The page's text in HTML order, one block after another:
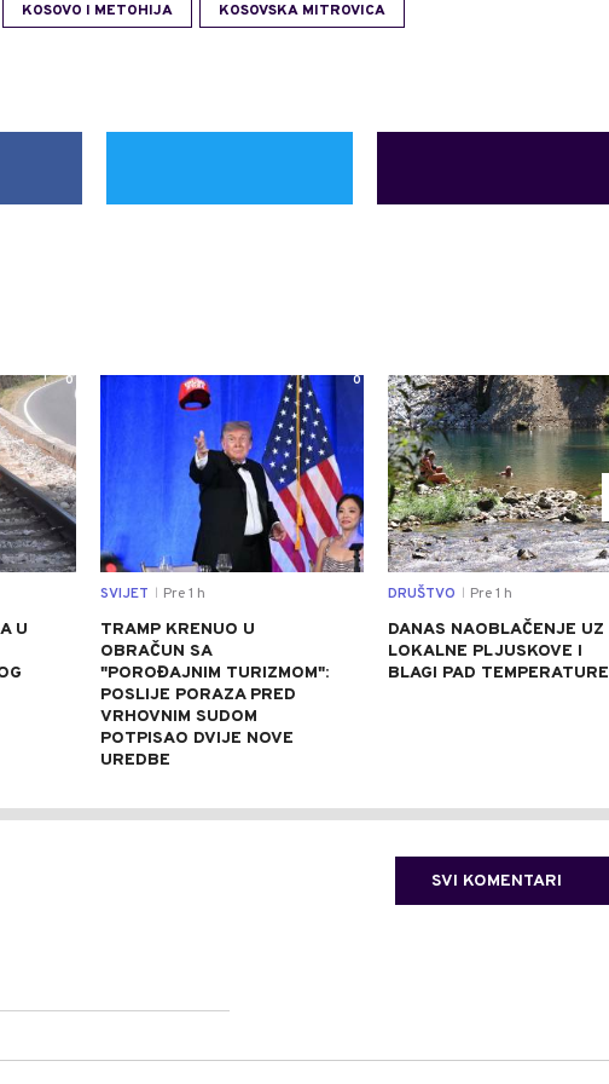
KOSOVO I METOHIJA KOSOVSKA MITROVICA
0
U
0
SVIJET Pre 1 h
TRAMP KRENUO U
OBRAČUN SA
"POROĐAJNIM TURIZMOM":
POSLIJE PORAZA PRED
VRHOVNIM SUDOM
POTPISAO DVIJE NOVE
UREDBE
DRUŠTVO Pre 1 h
DANAS NAOBLAČENJE UZ
LOKALNE PLJUSKOVE I
BLAGI PAD TEMPERATURE
SVI KOMENTARI